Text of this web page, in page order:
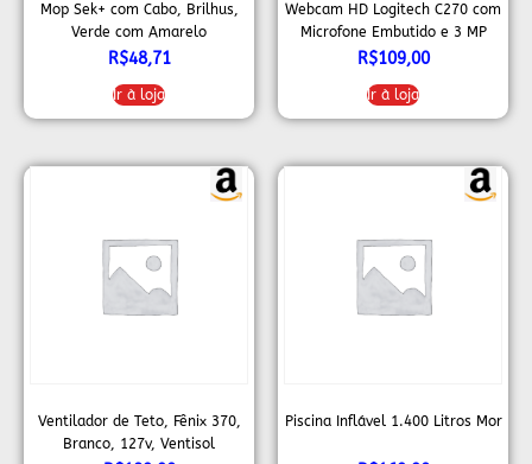
Mop Sek+ com Cabo, Brilhus,
Verde com Amarelo
R$48,71
Ir à loja
Webcam HD Logitech C270 com
Microfone Embutido e 3 MP
para Chamadas e Gravações
R$109,00
Ir à loja
Ventilador de Teto, Fênix 370,
Branco, 127v, Ventisol
Piscina Inflável 1.400 Litros Mor